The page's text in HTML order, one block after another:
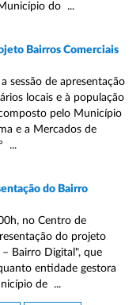
do ...
Bairros Comerciais
sessão de apresentação
locais e à população
pelo Município
e a Mercados de
...
do Bairro
no Centro de
do projeto
Bairro Digital", que
entidade gestora
de ...